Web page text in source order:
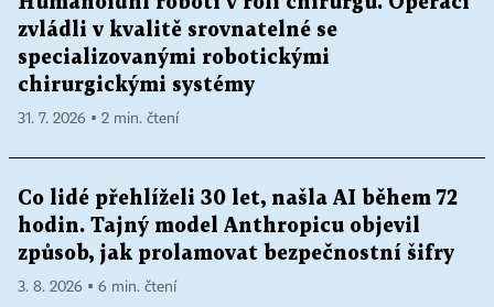
zvládli v kvalitě srovnatelné se
specializovanými robotickými
chirurgickými systémy
31. 7. 2026 ▪ 2 min. čtení
Co lidé přehlíželi 30 let, našla AI během 72
hodin. Tajný model Anthropicu objevil
způsob, jak prolamovat bezpečnostní šifry
3. 8. 2026 ▪ 6 min. čtení